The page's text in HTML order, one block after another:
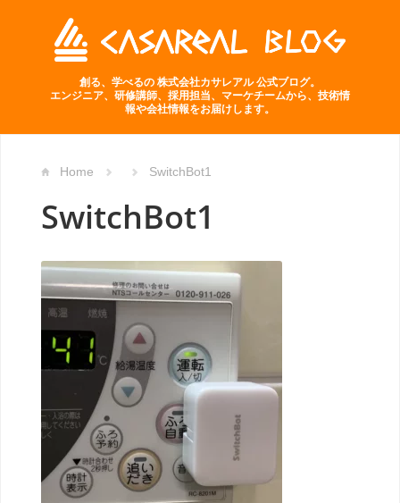
創る、学べるの 株式会社カサレアル 公式ブログ。
エンジニア、研修講師、採用担当、マーケチームから、技術情
報や会社情報をお届けします。
Home SwitchBot1
SwitchBot1